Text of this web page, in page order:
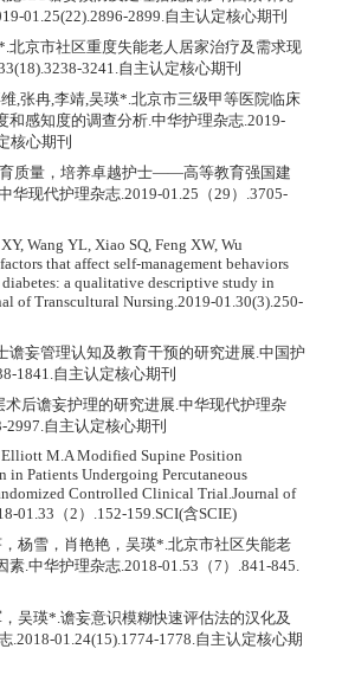
01.25(22).2896-2899.自主认定核心期刊
北京市社区重度失能老人居家治疗及需求现
3241.自主认定核心期刊
,张冉,李靖,吴瑛*.北京市三级甲等医院临床
和感知度的调查分析.中华护理杂志.2019-
核心期刊
质量，培养卓越护士——高等教育强国建
华现代护理杂志.2019-01.25（29）.3705-
Wang YL, Xiao SQ, Feng XW, Wu
that affect self-management behaviors
a qualitative descriptive study in
of Transcultural Nursing.2019-01.30(3).250-
谵妄管理认知及教育干预的研究进展.中国护
1841.自主认定核心期刊
后谵妄护理的研究进展.中华现代护理杂
2997.自主认定核心期刊
M.A Modified Supine Position
in Patients Undergoing Percutaneous
Controlled Clinical Trial.Journal of
01.33（2）.152-159.SCI(含SCIE)
杨雪，肖艳艳，吴瑛*.北京市社区失能老
.中华护理杂志.2018-01.53（7）.841-845.
吴瑛*.谵妄意识模糊快速评估法的汉化及
.2018-01.24(15).1774-1778.自主认定核心期